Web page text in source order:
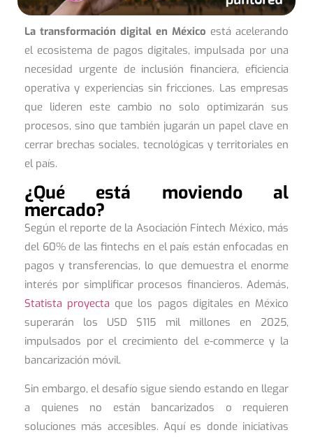
La transformación digital en México está acelerando
el ecosistema de pagos digitales, impulsada por una
necesidad urgente de inclusión financiera, eficiencia
operativa y experiencias sin fricciones. Las empresas
que lideren este cambio no solo optimizarán sus
procesos, sino que también jugarán un papel clave en
cerrar brechas sociales, tecnológicas y territoriales en
el país.
¿Qué está moviendo al
mercado?
Según el reporte de la Asociación Fintech México, más
del 60% de las fintechs en el país están enfocadas en
pagos y transferencias, lo que demuestra el enorme
interés por simplificar procesos financieros. Además,
Statista proyecta que los pagos digitales en México
superarán los USD $115 mil millones en 2025,
impulsados por el crecimiento del e-commerce y la
bancarización móvil.
Sin embargo, el desafío sigue siendo estando en llegar
a quienes no están bancarizados o requieren
soluciones más accesibles. Aquí es donde iniciativas